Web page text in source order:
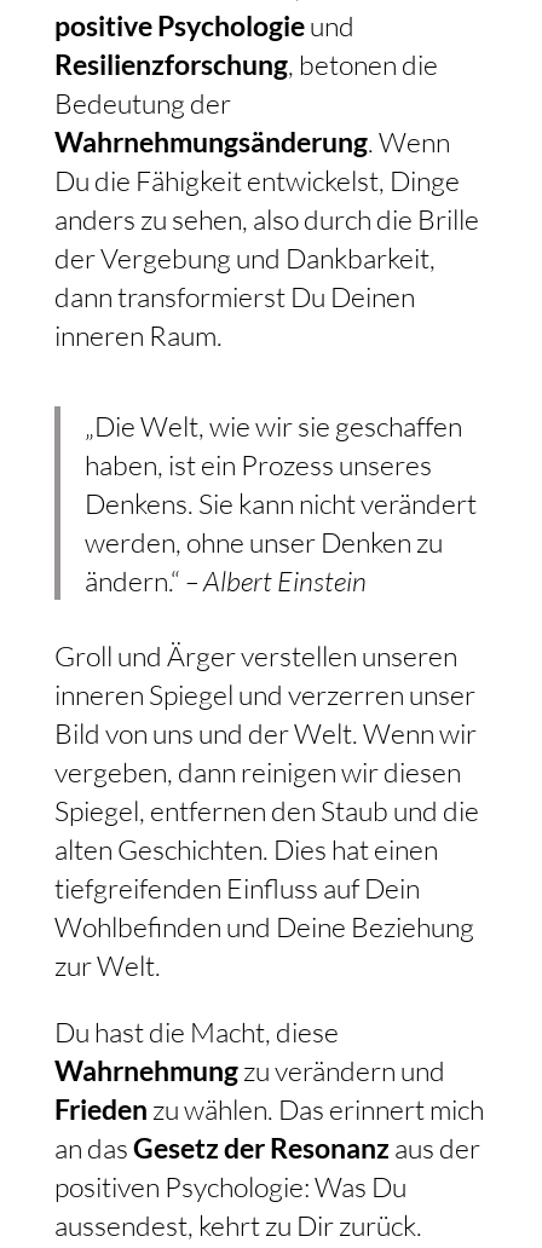
positive Psychologie
Resilienzforschung, betonen die
Bedeutung der
Wahrnehmungsänderung. Wenn
Du die Fähigkeit entwickelst, Dinge
anders zu sehen, also durch die Brille
der Vergebung und Dankbarkeit,
dann transformierst Du Deinen
inneren Raum.
„Die Welt, wie wir sie geschaffen
haben, ist ein Prozess unseres
Denkens. Sie kann nicht verändert
werden, ohne unser Denken zu
ändern.“ – Albert Einstein
Groll und Ärger verstellen unseren
inneren Spiegel und verzerren unser
Bild von uns und der Welt. Wenn wir
vergeben, dann reinigen wir diesen
Spiegel, entfernen den Staub und die
alten Geschichten. Dies hat einen
tiefgreifenden Einfluss auf Dein
Wohlbefinden und Deine Beziehung
zur Welt.
Wahrnehmung
Frieden zu wählen. Das erinnert mich
an dasGesetz der Resonanz aus der
positiven Psychologie: Was Du
aussendest, kehrt zu Dir zurück.